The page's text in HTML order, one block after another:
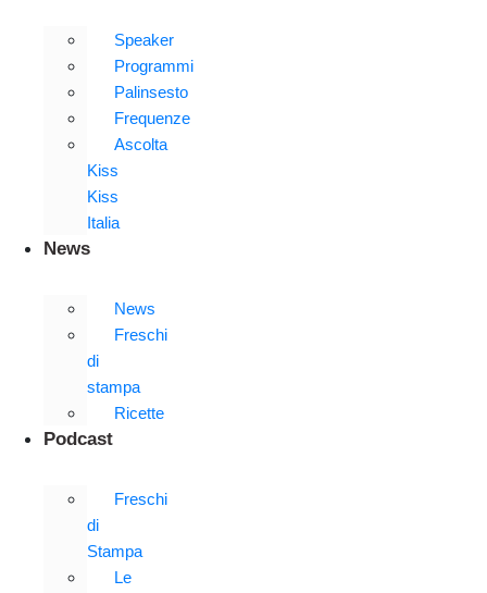
Speaker
Programmi
Palinsesto
Frequenze
Ascolta
Kiss
Kiss
Italia
News
News
Freschi
di
stampa
Ricette
Podcast
Freschi
di
Stampa
Le